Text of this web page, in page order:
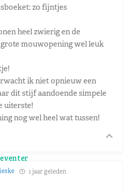
zo fijntjes
heel zwierig en de
mouwopening wel leuk
ik niet opnieuw een
dit stijf aandoende simpele
uiterste!
nog wel heel wat tussen!
1 jaar geleden